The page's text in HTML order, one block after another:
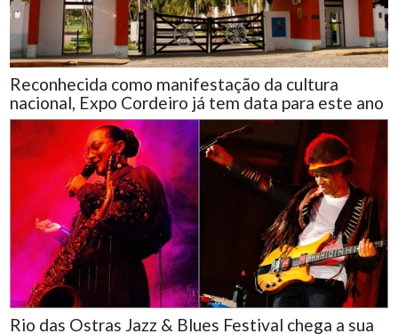
Reconhecida como manifestação da cultura
nacional, Expo Cordeiro já tem data para este ano
Rio das Ostras Jazz & Blues Festival chega a sua